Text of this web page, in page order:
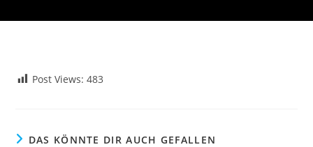
Post Views: 483
DAS KÖNNTE DIR AUCH GEFALLEN